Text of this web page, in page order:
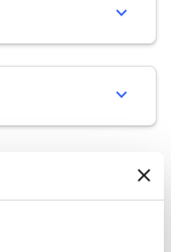
expand_more
expand_more